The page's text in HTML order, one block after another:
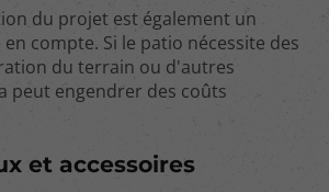
du projet est également un
compte. Si le patio nécessite des
du terrain ou d'autres
peut engendrer des coûts
et accessoires